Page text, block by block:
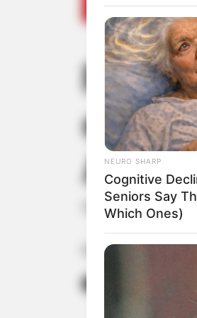
e 10
Assis
Motorista do
Fonte: G1 Bauru e
NEURO SHARP
Cognitive
Seniors Say
Which Ones)